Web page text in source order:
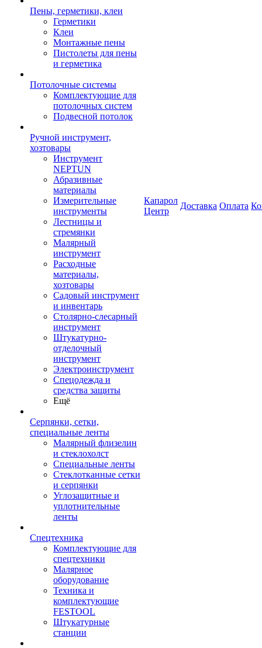
Пены, герметики, клеи
Герметики
Клеи
Монтажные пены
Пистолеты для пены
и герметика
Потолочные системы
Комплектующие для
потолочных систем
Подвесной потолок
Ручной инструмент,
хозтовары
Инструмент
NEPTUN
Абразивные
материалы
Измерительные
инструменты
Лестницы и
стремянки
Малярный
инструмент
Расходные
материалы,
хозтовары
Садовый инструмент
и инвентарь
Столярно-слесарный
инструмент
Штукатурно-
отделочный
инструмент
Электроинструмент
Спецодежда и
средства защиты
Ещё
Серпянки, сетки,
специальные ленты
Малярный флизелин
и стеклохолст
Специальные ленты
Стеклотканные сетки
и серпянки
Углозащитные и
уплотнительные
ленты
Спецтехника
Комплектующие для
спецтехники
Малярное
оборудование
Техника и
комплектующие
FESTOOL
Штукатурные
станции
Капарол
Центр
Доставка Оплата